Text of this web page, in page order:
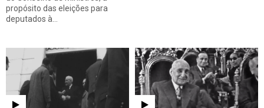
propósito das eleições para
deputados à…